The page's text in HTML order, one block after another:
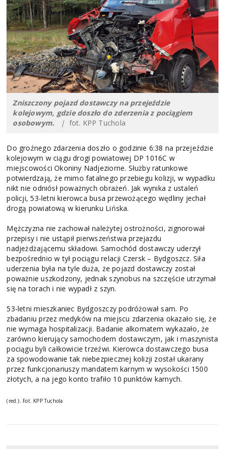
Zniszczony pojazd dostawczy na przejeździe
kolejowym, gdzie doszło do zderzenia z pociągiem
osobowym. | fot. KPP Tuchola
Do groźnego zdarzenia doszło o godzinie 6:38 na przejeździe
kolejowym w ciągu drogi powiatowej DP 1016C w
miejscowości Okoniny Nadjeziorne. Służby ratunkowe
potwierdzają, że mimo fatalnego przebiegu kolizji, w wypadku
nikt nie odniósł poważnych obrażeń. Jak wynika z ustaleń
policji, 53-letni kierowca busa przewożącego wędliny jechał
drogą powiatową w kierunku Lińska.
Mężczyzna nie zachował należytej ostrożności, zignorował
przepisy i nie ustąpił pierwszeństwa przejazdu
nadjeżdżającemu składowi. Samochód dostawczy uderzył
bezpośrednio w tył pociągu relacji Czersk – Bydgoszcz. Siła
uderzenia była na tyle duża, że pojazd dostawczy został
poważnie uszkodzony, jednak szynobus na szczęście utrzymał
się na torach i nie wypadł z szyn.
53-letni mieszkaniec Bydgoszczy podróżował sam. Po
zbadaniu przez medyków na miejscu zdarzenia okazało się, że
nie wymaga hospitalizacji. Badanie alkomatem wykazało, że
zarówno kierujący samochodem dostawczym, jak i maszynista
pociągu byli całkowicie trzeźwi. Kierowca dostawczego busa
za spowodowanie tak niebezpiecznej kolizji został ukarany
przez funkcjonariuszy mandatem karnym w wysokości 1500
złotych, a na jego konto trafiło 10 punktów karnych.
(red.). Fot. KPP Tuchola